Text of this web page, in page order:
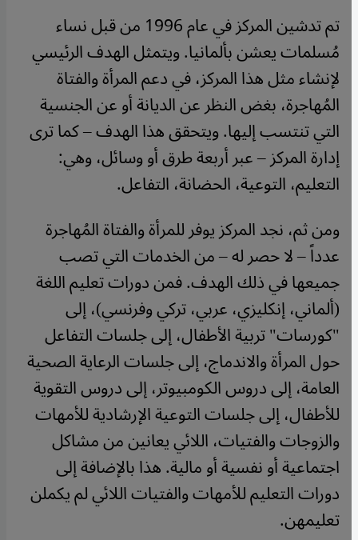
تم تدشين المركز في عام 1996 من قبل نساء
مُسلمات يعشن بألمانيا. ويتمثل الهدف الرئيسي
لإنشاء مثل هذا المركز، في دعم المرأة والفتاة
المُهاجرة، بغض النظر عن الديانة أو عن الجنسية
التي تنتسب إليها. ويتحقق هذا الهدف – كما ترى
إدارة المركز – عبر أربعة طرق أو وسائل، وهي:
التعليم، التوعية، الحضانة، التفاعل.
ومن ثم، نجد المركز يوفر للمرأة والفتاة المُهاجرة
عدداً – لا حصر له – من الخدمات التي تصب
جميعها في ذلك الهدف. فمن دورات تعليم اللغة
(ألماني، إنكليزي، عربي، تركي وفرنسي)، إلى
"كورسات" تربية الأطفال، إلى جلسات التفاعل
حول المرأة والاندماج، إلى جلسات الرعاية الصحية
العامة، إلى دروس الكومبيوتر، إلى دروس التقوية
للأطفال، إلى جلسات التوعية الإرشادية للأمهات
والزوجات والفتيات، اللائي يعانين من مشاكل
اجتماعية أو نفسية أو مالية. هذا بالإضافة إلى
دورات التعليم للأمهات والفتيات اللائي لم يكملن
تعليمهن.